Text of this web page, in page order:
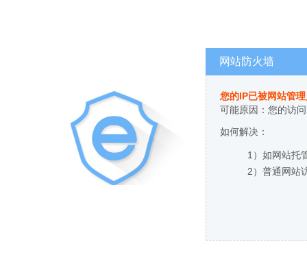
网站防火墙
您的IP已被网站管
可能原因：您的访
如何解决：
1）如网站托
2）普通网站